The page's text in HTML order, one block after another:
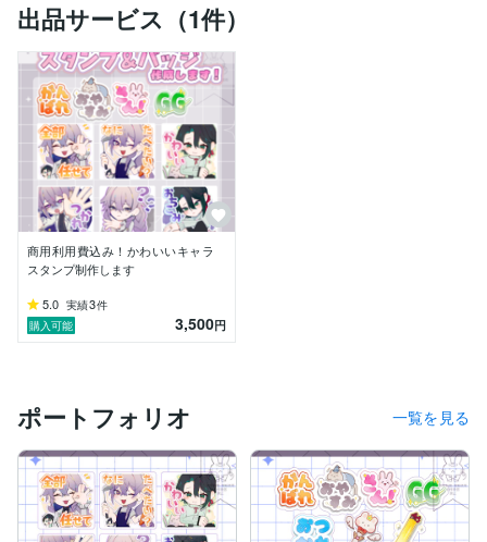
※依頼後半年間はデータの保管を行います。それ以降は
破棄しますのでご了承ください。
◆作業環境◆
iPad/WindowsPC/Mac/CLIP STUDIO PAINT EX/Adobe I
llustrator/Adobe Photoshop 等
出品サービス（1件）
商用利用費込み！かわいいキャラ
スタンプ制作します
5.0 実績3件
購入可能
3,500円
ポートフォリオ 一覧を見る